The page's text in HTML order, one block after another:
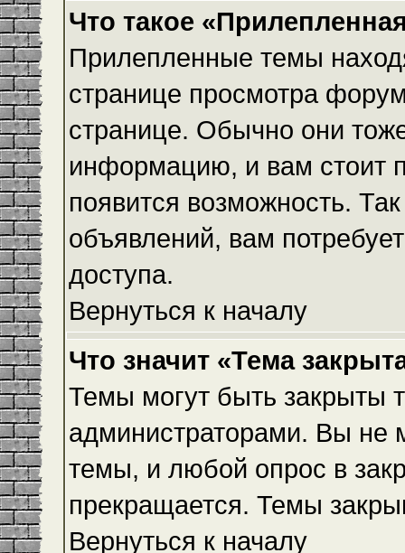
Что такое
Прилепленные темы
странице просмотра
странице. Обычно они
информацию, и вам стоит
появится возможность.
объявлений, вам
доступа.
Вернуться к началу
Что значит «Тема
Темы могут быть закрыты
администраторами. Вы не
темы, и любой опрос в
прекращается. Темы
Вернуться к началу